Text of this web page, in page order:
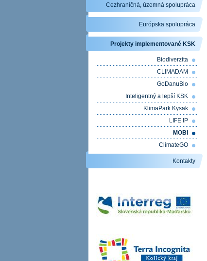
Cezhraničná, územná spolupráca
Európska spolupráca
Projekty implementované KSK
Biodiverzita
CLIMADAM
GoDanuBio
Inteligentný a lepší KSK
KlimaPark Kysak
LIFE IP
MOBI
ClimateGO
Kontakty